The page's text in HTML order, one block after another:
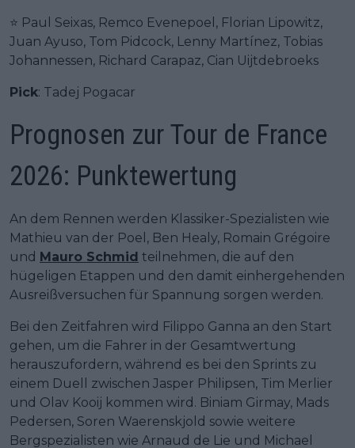
⭐ Paul Seixas, Remco Evenepoel, Florian Lipowitz,
Juan Ayuso, Tom Pidcock, Lenny Martínez, Tobias
Johannessen, Richard Carapaz, Cian Uijtdebroeks
Pick: Tadej Pogacar
Prognosen zur Tour de France
2026: Punktewertung
An dem Rennen werden Klassiker-Spezialisten wie
Mathieu van der Poel, Ben Healy, Romain Grégoire
und Mauro Schmid teilnehmen, die auf den
hügeligen Etappen und den damit einhergehenden
Ausreißversuchen für Spannung sorgen werden.
Bei den Zeitfahren wird Filippo Ganna an den Start
gehen, um die Fahrer in der Gesamtwertung
herauszufordern, während es bei den Sprints zu
einem Duell zwischen Jasper Philipsen, Tim Merlier
und Olav Kooij kommen wird. Biniam Girmay, Mads
Pedersen, Soren Waerenskjold sowie weitere
Bergspezialisten wie Arnaud de Lie und Michael